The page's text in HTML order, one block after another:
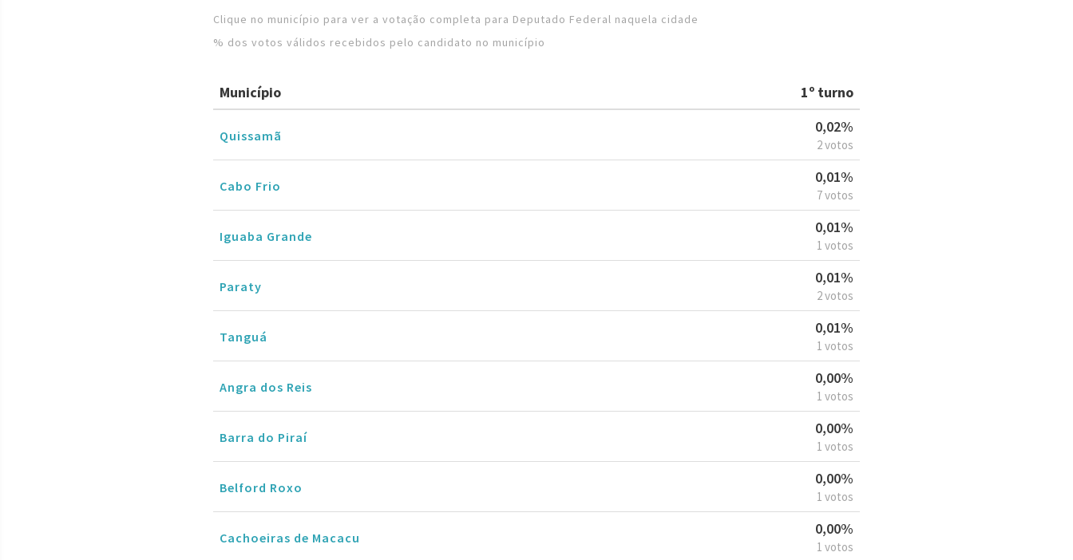
Clique no município para ver a votação completa para Deputado Federal naquela cidade
% dos votos válidos recebidos pelo candidato no município
Município 1º turno
Quissamã
0,02%
2 votos
Cabo Frio
0,01%
7 votos
Iguaba Grande
0,01%
1 votos
Paraty
0,01%
2 votos
Tanguá
0,01%
1 votos
Angra dos Reis
0,00%
1 votos
Barra do Piraí
0,00%
1 votos
Belford Roxo
0,00%
1 votos
Cachoeiras de Macacu
0,00%
1 votos